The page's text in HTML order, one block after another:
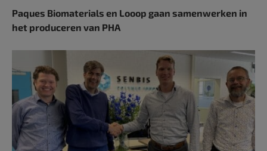
Paques Biomaterials en Looop gaan samenwerken in
het produceren van PHA